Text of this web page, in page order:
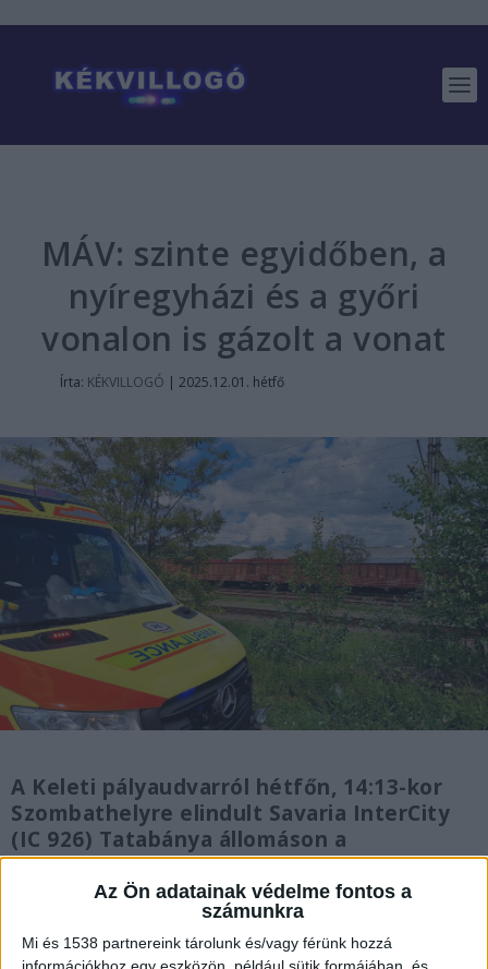
Az Ön adatainak védelme fontos a
számunkra
Mi és 1538 partnereink tárolunk és/vagy férünk hozzá
MÁV: szinte egyidőben, a
nyíregyházi és a győri
vonalon is gázolt a vonat
Írta: KÉKVILLOGÓ | 2025.12.01. hétfő
A Keleti pályaudvarról hétfőn, 14:13-kor
Szombathelyre elindult Savaria InterCity
(IC 926) Tatabánya állomáson a
váltókörzetben elütött egy – feltehetőleg
öngyilkossági szándékkal – vonat elé
lépett embert. A vonat utasait egy
következő Győr felé tartó vontra szállítják